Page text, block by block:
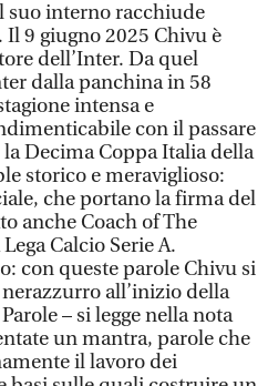
suo interno racchiude
9 giugno 2025 Chivu è
dell’Inter. Da quel
dalla panchina in 58
intensa e
con il passare
Decima Coppa Italia della
storico e meraviglioso:
che portano la firma del
anche Coach of The
Calcio Serie A.
con queste parole Chivu si
all’inizio della
– si legge nella nota
un mantra, parole che
il lavoro dei